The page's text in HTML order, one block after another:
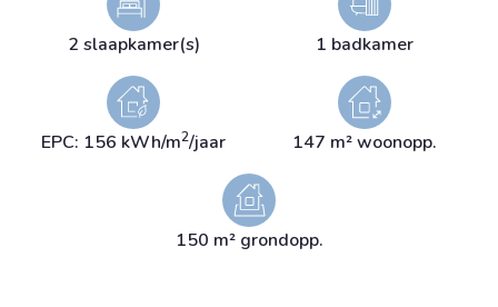
2 slaapkamer(s) 1 badkamer
EPC: 156 kWh/m2/jaar 147 m² woonopp.
150 m² grondopp.